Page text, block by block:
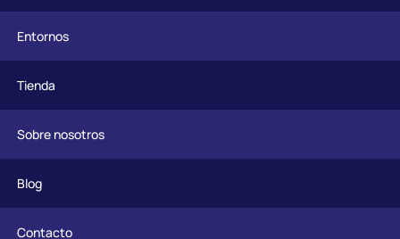
Entornos
Tienda
Sobre nosotros
Blog
Contacto